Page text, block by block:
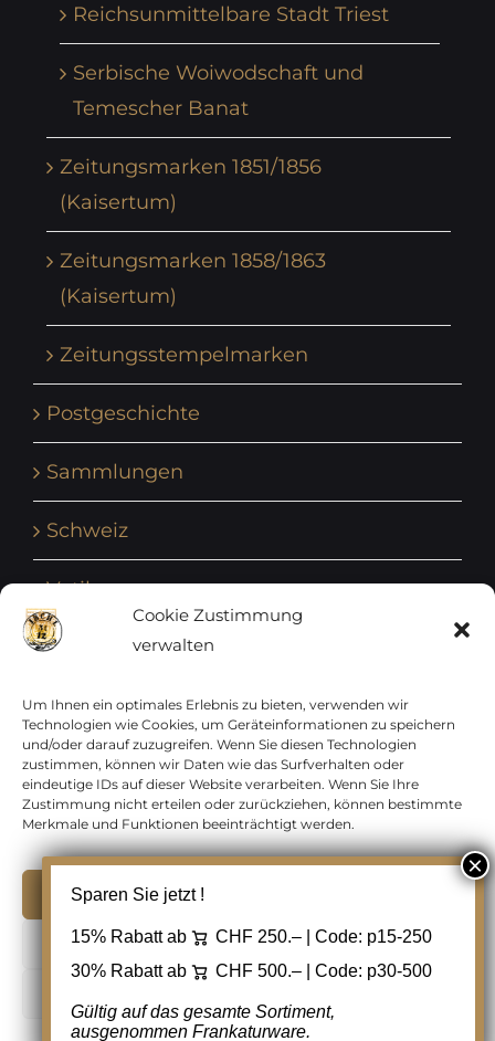
Cookie Zustimmung
verwalten
Um Ihnen ein optimales Erlebnis zu bieten, verwenden wir
Technologien wie Cookies, um Geräteinformationen zu speichern
und/oder darauf zuzugreifen. Wenn Sie diesen Technologien
zustimmen, können wir Daten wie das Surfverhalten oder
eindeutige IDs auf dieser Website verarbeiten. Wenn Sie Ihre
Zustimmung nicht erteilen oder zurückziehen, können bestimmte
Merkmale und Funktionen beeinträchtigt werden.
Ablehnen
Reichsunmittelbare Stadt Triest
Serbische Woiwodschaft und
Temescher Banat
Zeitungsmarken 1851/1856
(Kaisertum)
Zeitungsmarken 1858/1863
(Kaisertum)
Zeitungsstempelmarken
Postgeschichte
Sammlungen
Schweiz
Vatikan
Vereinte Nationen
Vorphilatelie
Zensurbelege Österreich
Zensurbelege Schweiz
Copyright 2012 - 2024 URAY GmbH | All Rights
Reserved |
PCI Data Security Standards |
Sparen Sie jetzt !
15% Rabatt ab CHF 250.– | Code: p15-250
30% Rabatt ab
CHF 500.– | Code: p30-500
Gültig auf das gesamte Sortiment,
ausgenommen Frankaturware.